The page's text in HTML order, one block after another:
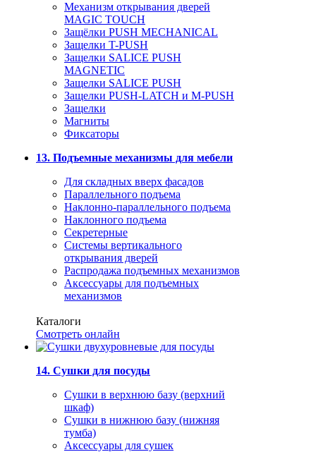
Механизм открывания дверей
MAGIC TOUCH
Защёлки PUSH MECHANICAL
Защелки T-PUSH
Защелки SALICE PUSH
MAGNETIC
Защелки SALICE PUSH
Защелки PUSH-LATCH и M-PUSH
Защелки
Магниты
Фиксаторы
13. Подъемные механизмы для мебели
Для складных вверх фасадов
Параллельного подъема
Наклонно-параллельного подъема
Наклонного подъема
Секретерные
Системы вертикального
открывания дверей
Распродажа подъемных механизмов
Аксессуары для подъемных
механизмов
Каталоги
Смотреть онлайн
14. Сушки для посуды
Сушки в верхнюю базу (верхний
шкаф)
Сушки в нижнюю базу (нижняя
тумба)
Аксессуары для сушек